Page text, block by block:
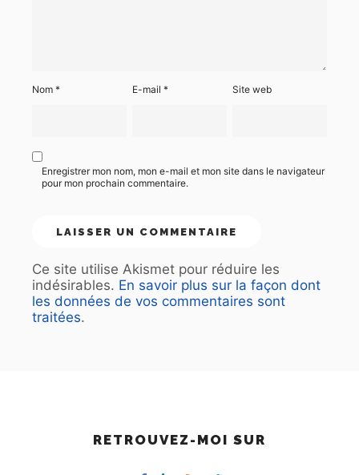
Nom * E-mail* Site web
Enregistrer mon nom, mon e-mail et mon site dans le navigateur
pour mon prochain commentaire.
Ce site utilise Akismet pour réduire les
indésirables. En savoir plus sur la façon dont
les données de vos commentaires sont
traitées.
RETROUVEZ-MOI SUR